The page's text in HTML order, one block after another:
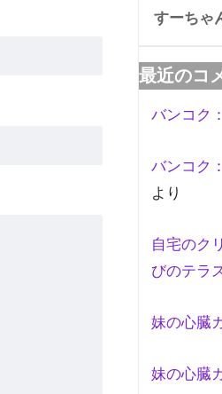
すーちゃ
最近のコ
バンコク
バンコク
より
自宅のク
びのテラ
妹の心臓
妹の心臓